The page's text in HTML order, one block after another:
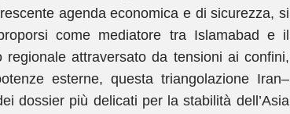
agenda economica e di sicurezza, si
come mediatore tra Islamabad e il
attraversato da tensioni ai confini,
esterne, questa triangolazione Iran–
dossier più delicati per la stabilità dell’Asia